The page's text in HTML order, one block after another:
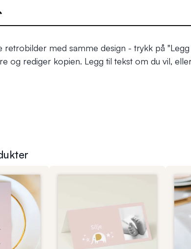
retrobilder med samme design - trykk på
og rediger kopien. Legg til tekst om du vil,